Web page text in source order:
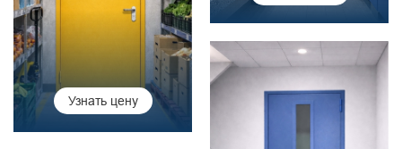
Узнать цену